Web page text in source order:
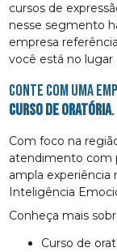
cursos de
nesse segmento
empresa
você está no lugar
Conte com uma
curso de oratória.
Com foco na
atendimento com
ampla
Inteligência
Conheça mais
curso de